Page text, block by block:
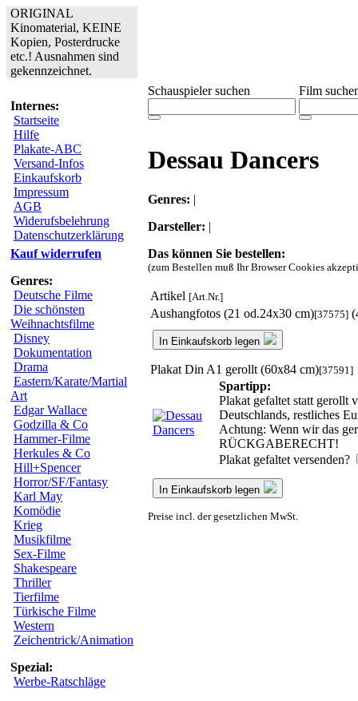
ORIGINAL
Kinomaterial, KEINE
Kopien, Posterdrucke
etc.! Ausnahmen sind
gekennzeichnet.
Internes:
Startseite
Hilfe
Plakate-ABC
Versand-Infos
Einkaufskorb
Impressum
AGB
Widerufsbelehrung
Datenschutzerklärung
Kauf widerrufen
Genres:
Deutsche Filme
Die schönsten
Weihnachtsfilme
Disney
Dokumentation
Drama
Eastern/Karate/Martial
Art
Edgar Wallace
Godzilla & Co
Hammer-Filme
Herkules & Co
Hill+Spencer
Horror/SF/Fantasy
Karl May
Komödie
Krieg
Musikfilme
Sex-Filme
Shakespeare
Thriller
Tierfilme
Türkische Filme
Western
Zeichentrick/Animation
Spezial:
Werbe-Ratschläge
Schauspieler suchen Film
Dessau Dancers
Genres: |
Darsteller: |
Das können Sie bestellen:
(zum Bestellen muß Ihr Browser Cookies
Artikel [Art.Nr.]
Aushangfotos (21 od.24x30 cm)[37575]
In Einkaufskorb legen
Plakat Din A1 gerollt (60x84 cm)[37591]
Spartipp:
Plakat gefaltet statt gerollt
Deutschlands, restliches
Achtung: Wenn wir das
RÜCKGABERECHT!
Plakat gefaltet versenden?
In Einkaufskorb legen
Preise incl. der gesetzlichen MwSt.